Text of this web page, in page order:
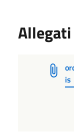
Allegati
is